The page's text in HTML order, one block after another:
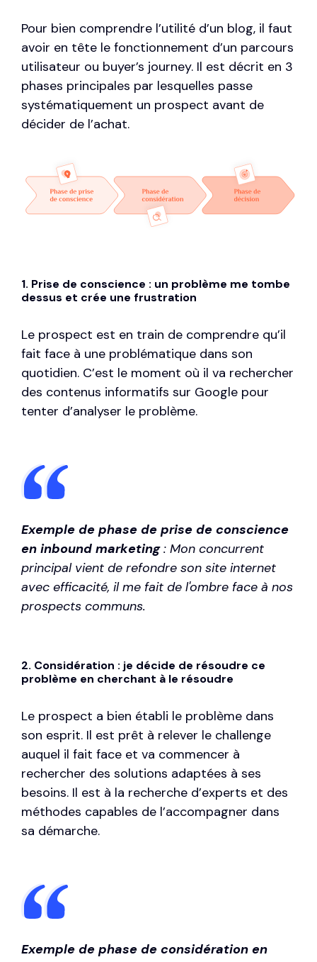
Pour bien comprendre l’utilité d’un blog, il faut
avoir en tête le fonctionnement d’un parcours
utilisateur ou buyer’s journey. Il est décrit en 3
phases principales par lesquelles passe
systématiquement un prospect avant de
décider de l’achat.
1. Prise de conscience : un problème me tombe
dessus et crée une frustration
Le prospect est en train de comprendre qu’il
fait face à une problématique dans son
quotidien. C’est le moment où il va rechercher
des contenus informatifs sur Google pour
tenter d’analyser le problème.
Exemple de phase de prise de conscience
en inbound marketing: Mon concurrent
principal vient de refondre son site internet
avec efficacité, il me fait de l'ombre face à nos
prospects communs.
2. Considération : je décide de résoudre ce
problème en cherchant à le résoudre
Le prospect a bien établi le problème dans
son esprit. Il est prêt à relever le challenge
auquel il fait face et va commencer à
rechercher des solutions adaptées à ses
besoins. Il est à la recherche d’experts et des
méthodes capables de l’accompagner dans
sa démarche.
Exemple de phase de considération en